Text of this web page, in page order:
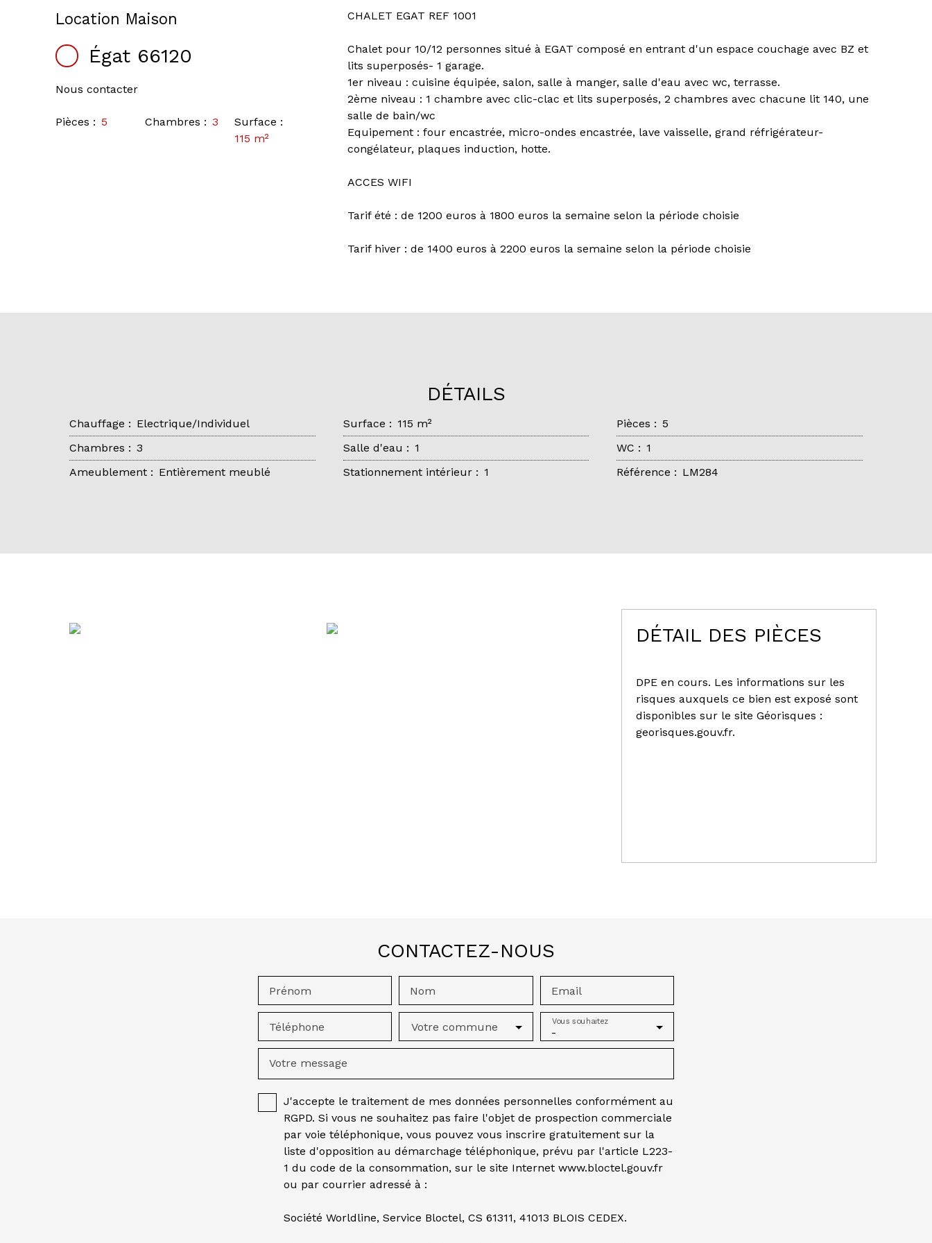
Location Maison
Égat 66120
Nous contacter
Pièces : 5 Chambres : 3 Surface :
115 m²
CHALET EGAT REF 1001
Chalet pour 10/12 personnes situé à EGAT composé en entrant d'un espace couchage avec BZ et
lits superposés- 1 garage.
1er niveau : cuisine équipée, salon, salle à manger, salle d'eau avec wc, terrasse.
2ème niveau : 1 chambre avec clic-clac et lits superposés, 2 chambres avec chacune lit 140, une
salle de bain/wc
Equipement : four encastrée, micro-ondes encastrée, lave vaisselle, grand réfrigérateur-
congélateur, plaques induction, hotte.
ACCES WIFI
Tarif été : de 1200 euros à 1800 euros la semaine selon la période choisie
Tarif hiver : de 1400 euros à 2200 euros la semaine selon la période choisie
DÉTAILS
Chauffage : Electrique/Individuel Surface : 115 m² Pièces : 5
Chambres : 3 Salle d'eau : 1 WC : 1
Ameublement : Entièrement meublé Stationnement intérieur: 1 Référence : LM284
DÉTAIL DES PIÈCES
DPE en cours. Les informations sur les
risques auxquels ce bien est exposé sont
disponibles sur le site Géorisques :
georisques.gouv.fr.
CONTACTEZ-NOUS
Prénom Nom Email
Téléphone Votre commune -
Vous souhaitez
Votre message
J'accepte le traitement de mes données personnelles conformément au
RGPD. Si vous ne souhaitez pas faire l'objet de prospection commerciale
par voie téléphonique, vous pouvez vous inscrire gratuitement sur la
liste d'opposition au démarchage téléphonique, prévu par l'article L223-
1 du code de la consommation, sur le site Internet www.bloctel.gouv.fr
ou par courrier adressé à :
Société Worldline, Service Bloctel, CS 61311, 41013 BLOIS CEDEX.